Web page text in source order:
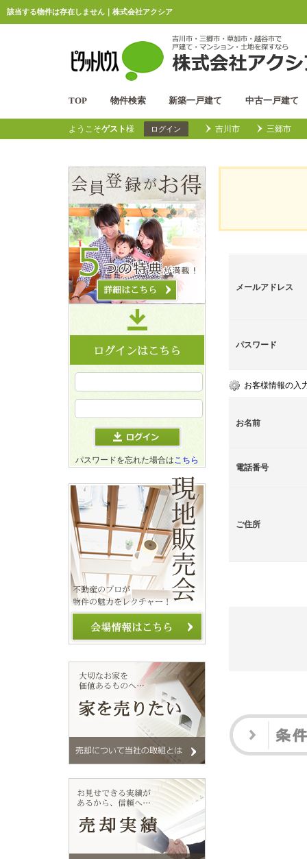
該当する物件は存在しません｜株式会社アクシア
TOP 物件検索 新築一戸建て 中古一戸建て
ようこそゲスト様 ログイン 吉川市 三郷市
メールアドレス
パスワード
お客様情報の入
お名前
電話番号
ご住所
パスワードを忘れた場合はこちら